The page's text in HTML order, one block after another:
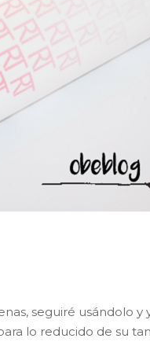
seguiré usándolo y
lo reducido de su